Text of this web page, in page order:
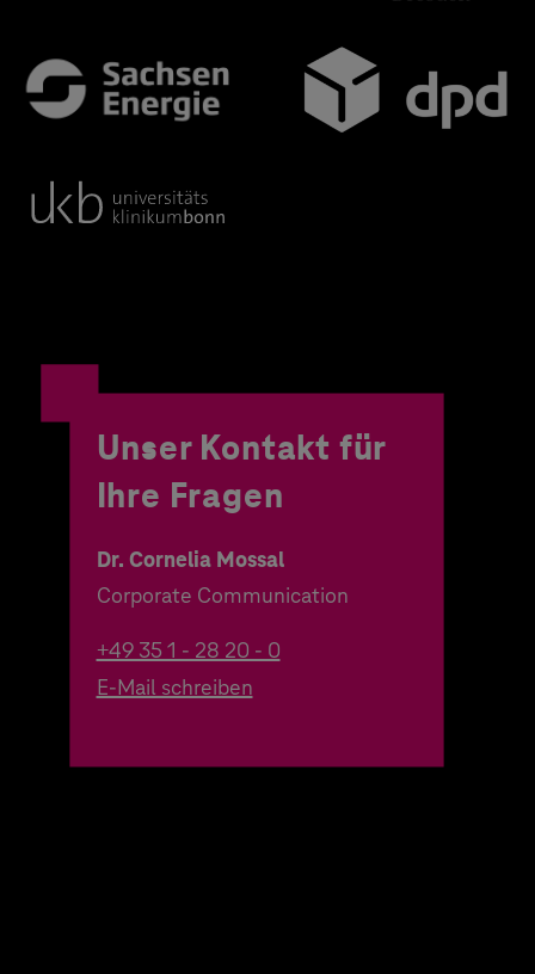
Unser Kontakt für
Ihre Fragen
Dr. Cornelia Mossal
Corporate Communication
+49 35 1 - 28 20 - 0
E-Mail schreiben